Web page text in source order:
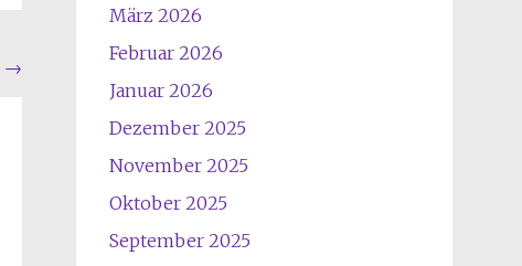
→
März 2026
Februar 2026
Januar 2026
Dezember 2025
November 2025
Oktober 2025
September 2025